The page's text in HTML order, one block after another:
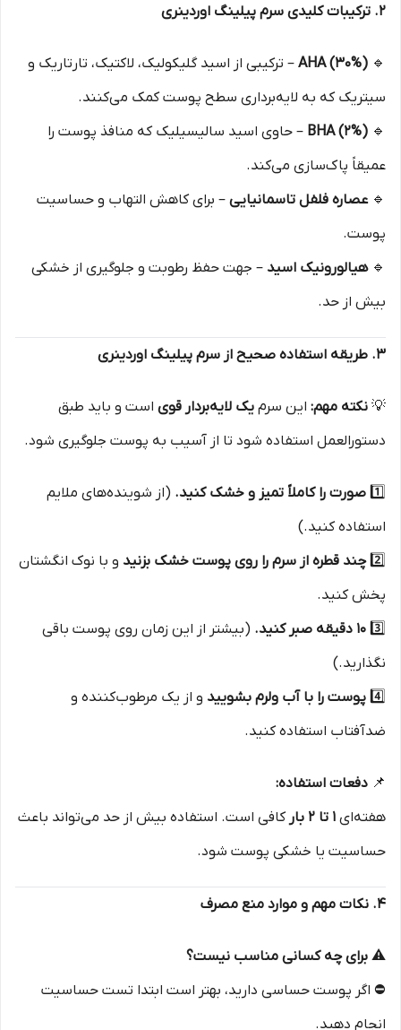
۲. ترکیبات کلیدی سرم پیلینگ اوردینری
🔹
AHA (30%) – ترکیبی از اسید گلیکولیک، لاکتیک، تارتاریک و
سیتریک که به لایه‌برداری سطح پوست کمک می‌کنند.
🔹
BHA (2%) – حاوی اسید سالیسیلیک که منافذ پوست را
عمیقاً پاک‌سازی می‌کند.
🔹عصاره فلفل تاسمانیایی – برای کاهش التهاب و حساسیت
پوست.
🔹هیالورونیک اسید – جهت حفظ رطوبت و جلوگیری از خشکی
بیش از حد.
۳. طریقه استفاده صحیح از سرم پیلینگ اوردینری
💡 نکته مهم: این سرم یک لایه‌بردار قوی است و باید طبق
دستورالعمل استفاده شود تا از آسیب به پوست جلوگیری شود.
1️⃣ صورت را کاملاً تمیز و خشک کنید. (از شوینده‌های ملایم
استفاده کنید.)
2️⃣ چند قطره از سرم را روی پوست خشک بزنید و با نوک انگشتان
پخش کنید.
3️⃣ ۱۰ دقیقه صبر کنید.
(بیشتر از این زمان روی پوست باقی
نگذارید.)
4️⃣ پوست را با آب ولرم بشویید و از یک مرطوب‌کننده و
ضدآفتاب استفاده کنید.
📌 دفعات استفاده:
هفته‌ای ۱ تا ۲ بار
کافی است. استفاده بیش از حد می‌تواند باعث
حساسیت یا خشکی پوست شود.
۴. نکات مهم و موارد منع مصرف
⚠ برای چه کسانی مناسب نیست؟
⛔ اگر پوست حساسی دارید، بهتر است ابتدا تست حساسیت
انجام دهید.